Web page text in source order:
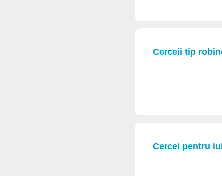
Cerceii tip
Cercei pentru